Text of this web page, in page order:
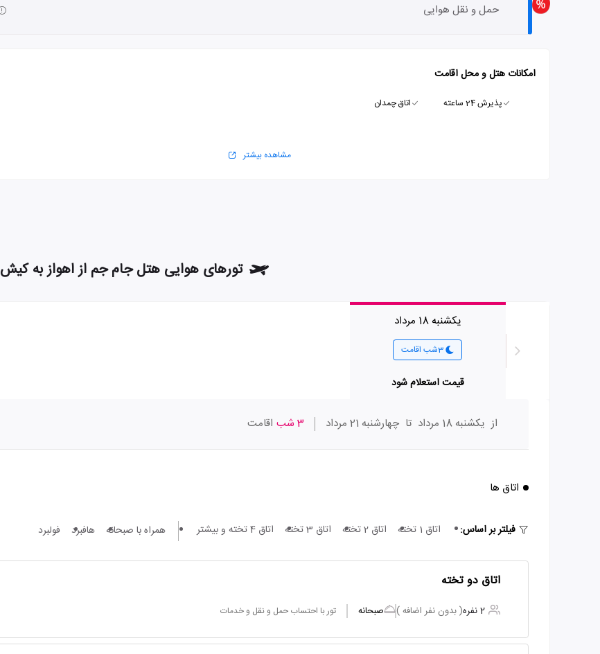
حمل و نقل هوایی
امکانات هتل و محل اقامت
پذیرش 24 ساعته اتاق چمدان
مشاهده بیشتر
تورهای هوایی هتل جام جم از اهواز به کیش
یکشنبه 18 مرداد
3شب اقامت
قیمت استعلام شود
از یکشنبه 18 مرداد تا چهارشنبه 21 مرداد 3 شب اقامت
اتاق ها
فیلتر بر اساس: اتاق 1 تخته اتاق 2 تخته اتاق 3 تخته اتاق 4 تخته و بیشتر همراه با صبحانه هافبرد فولبرد
اتاق دو تخته
2 نفره ( بدون نفر اضافه ) صبحانه تور با احتساب حمل و نقل و خدمات